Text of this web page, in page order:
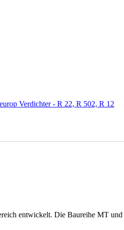
Verdichter - R 22, R 502, R 12
entwickelt. Die Baureihe MT